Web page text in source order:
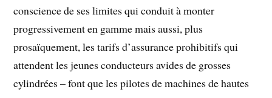
conscience de ses limites qui conduit à monter
progressivement en gamme mais aussi, plus
prosaïquement, les tarifs d’assurance prohibitifs qui
attendent les jeunes conducteurs avides de grosses
cylindrées – font que les pilotes de machines de hautes